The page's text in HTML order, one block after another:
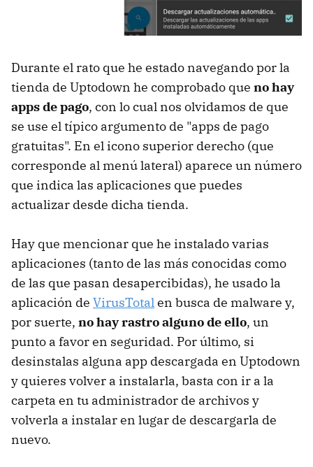
Durante el rato que he estado navegando por la
tienda de Uptodown he comprobado que no hay
apps de pago, con lo cual nos olvidamos de que
se use el típico argumento de "apps de pago
gratuitas". En el icono superior derecho (que
corresponde al menú lateral) aparece un número
que indica las aplicaciones que puedes
actualizar desde dicha tienda.
Hay que mencionar que he instalado varias
aplicaciones (tanto de las más conocidas como
de las que pasan desapercibidas), he usado la
aplicación de VirusTotalen busca de malware y,
por suerte, no hay rastro alguno de ello, un
punto a favor en seguridad. Por último, si
desinstalas alguna app descargada en Uptodown
y quieres volver a instalarla, basta con ir a la
carpeta en tu administrador de archivos y
volverla a instalar en lugar de descargarla de
nuevo.